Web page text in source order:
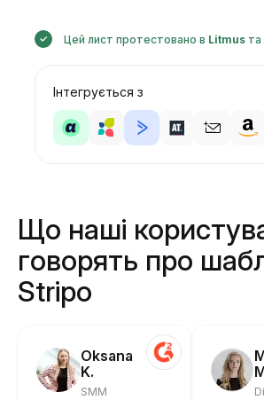
Цей лист протестовано в Litmus та
Інтегрується з
Що наші
говорять про
Stripo
Oksana
K.
SMM